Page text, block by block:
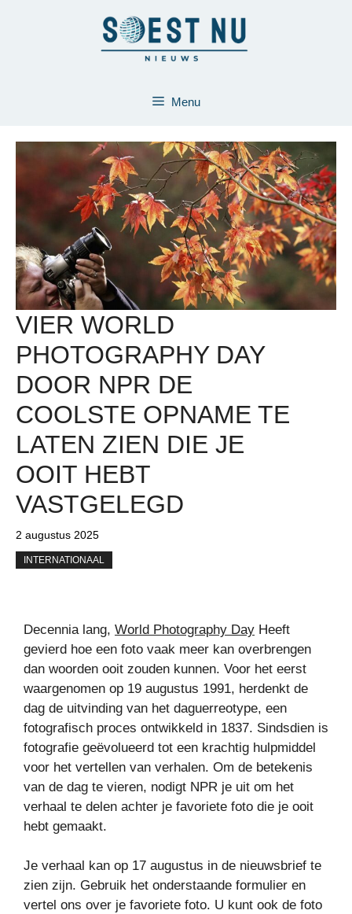
Menu
VIER WORLD
PHOTOGRAPHY DAY
DOOR NPR DE
COOLSTE OPNAME TE
LATEN ZIEN DIE JE
OOIT HEBT
VASTGELEGD
2 augustus 2025
INTERNATIONAAL
Decennia lang, World Photography Day Heeft
gevierd hoe een foto vaak meer kan overbrengen
dan woorden ooit zouden kunnen. Voor het eerst
waargenomen op 19 augustus 1991, herdenkt de
dag de uitvinding van het daguerreotype, een
fotografisch proces ontwikkeld in 1837. Sindsdien is
fotografie geëvolueerd tot een krachtig hulpmiddel
voor het vertellen van verhalen. Om de betekenis
van de dag te vieren, nodigt NPR je uit om het
verhaal te delen achter je favoriete foto die je ooit
hebt gemaakt.
Je verhaal kan op 17 augustus in de nieuwsbrief te
zien zijn. Gebruik het onderstaande formulier en
vertel ons over je favoriete foto. U kunt ook de foto